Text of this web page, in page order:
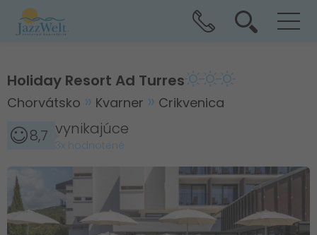
Holiday Resort Ad Turres
Chorvátsko Kvarner Crikvenica
8,7 vynikajúce
3x hodnotené